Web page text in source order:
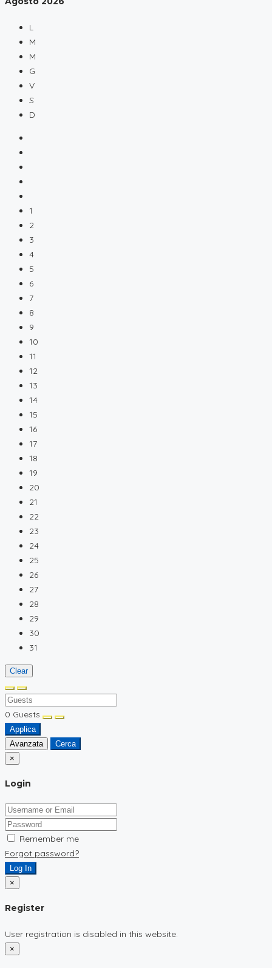
L
M
M
G
V
S
D
1
2
3
4
5
6
7
8
9
10
11
12
13
14
15
16
17
18
19
20
21
22
23
24
25
26
27
28
29
30
31
Clear
0 Guests
Applica
Avanzata
Cerca
×
Login
Remember me
Forgot password?
Log In
×
Register
User registration is disabled in this website.
×